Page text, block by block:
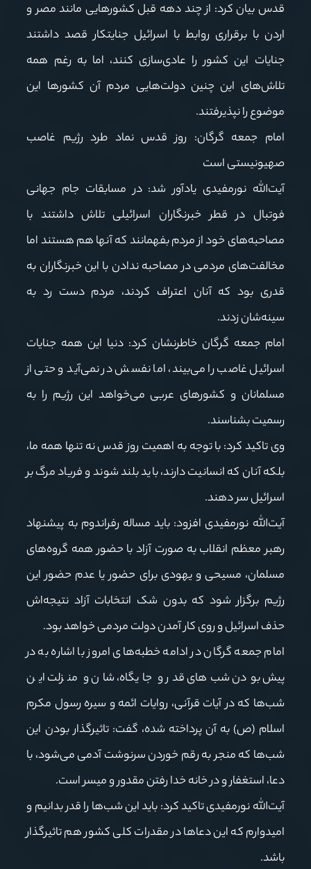
قدس بیان کرد: از چند دهه قبل کشورهایی مانند مصر و
اردن با برقراری روابط با اسرائیل جنایتکار قصد داشتند
جنایات این کشور را عادی‌سازی کنند، اما به رغم همه
تلاش‌های این چنین دولت‌هایی مردم آن کشورها این
موضوع را نپذیرفتند.
امام جمعه گرگان: روز قدس نماد طرد رژیم غاصب
صهیونیستی است
آیت‌الله نورمفیدی یادآور شد: در مسابقات جام جهانی
فوتبال در قطر خبرنگاران اسرائیلی تلاش داشتند با
مصاحبه‌های خود از مردم بفهمانند که آنها هم هستند اما
مخالفت‌های مردمی در مصاحبه ندادن با این خبرنگاران به
قدری بود که آنان اعتراف کردند، مردم دست رد به
سینه‌شان زدند.
امام جمعه گرگان خاطرنشان کرد: دنیا این همه جنایات
اسرائیل غاصب را می‌بیند، اما نفسش در نمی‌آید و حتی از
مسلمانان و کشورهای عربی می‌خواهد این رژیم را به
رسمیت بشناسند.
وی تاکید کرد: با توجه به اهمیت روز قدس نه تنها همه ما،
بلکه آنان که انسانیت دارند، باید بلند شوند و فریاد مرگ بر
اسرائیل سر دهند.
آیت‌الله نورمفیدی افزود: باید مساله رفراندوم به پیشنهاد
رهبر معظم انقلاب به صورت آزاد با حضور همه گروه‌های
مسلمان، مسیحی و یهودی برای حضور یا عدم حضور این
رژیم برگزار شود که بدون شک انتخابات آزاد نتیجه‌اش
حذف اسرائیل و روی کار آمدن دولت مردمی خواهد بود.
امام جمعه گرگان در ادامه خطبه‌های امروز با اشاره به در
پیش بودن شب‌های قدر و جایگاه، شان و منزلت این
شب‌ها که در آیات قرآنی، روایات ائمه و سیره رسول مکرم
اسلام (ص) به آن پرداخته شده، گفت: تاثیرگذار بودن این
شب‌ها که منجر به رقم خوردن سرنوشت آدمی می‌شود، با
دعا، استغفار و در خانه خدا رفتن مقدور و میسر است.
آیت‌الله نورمفیدی تاکید کرد: باید این شب‌ها را قدر بدانیم و
امیدوارم که این دعاها در مقدرات کلی کشور هم تاثیرگذار
باشد.